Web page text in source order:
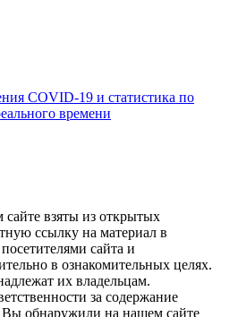
COVID-19 и статистика по
времени
взяты из открытых
ссылку на материал в
сайта и
в ознакомительных целях.
их владельцам.
за содержание
Вы обнаружили на нашем сайте